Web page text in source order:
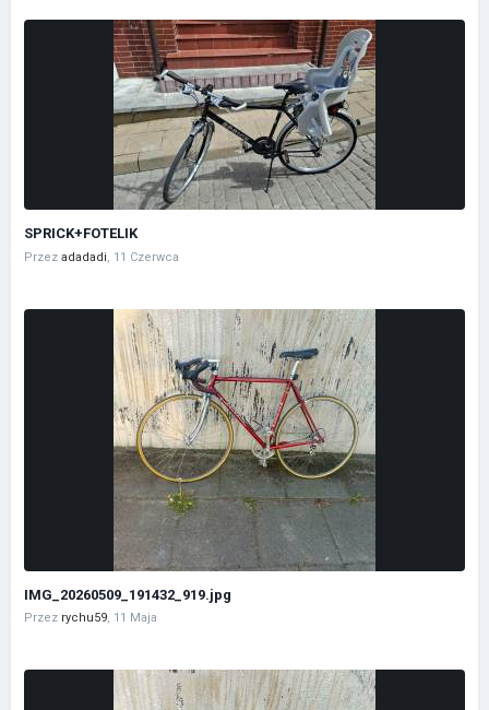
SPRICK+FOTELIK
Przez adadadi, 11 Czerwca
IMG_20260509_191432_919.jpg
Przez rychu59, 11 Maja